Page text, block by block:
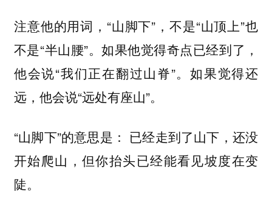
注意他的用词，“山脚下”，不是“山顶上”也
不是“半山腰”。如果他觉得奇点已经到了，
他会说“我们正在翻过山脊”。如果觉得还
远，他会说“远处有座山”。
“山脚下”的意思是： 已经走到了山下，还没
开始爬山，但你抬头已经能看见坡度在变
陡。